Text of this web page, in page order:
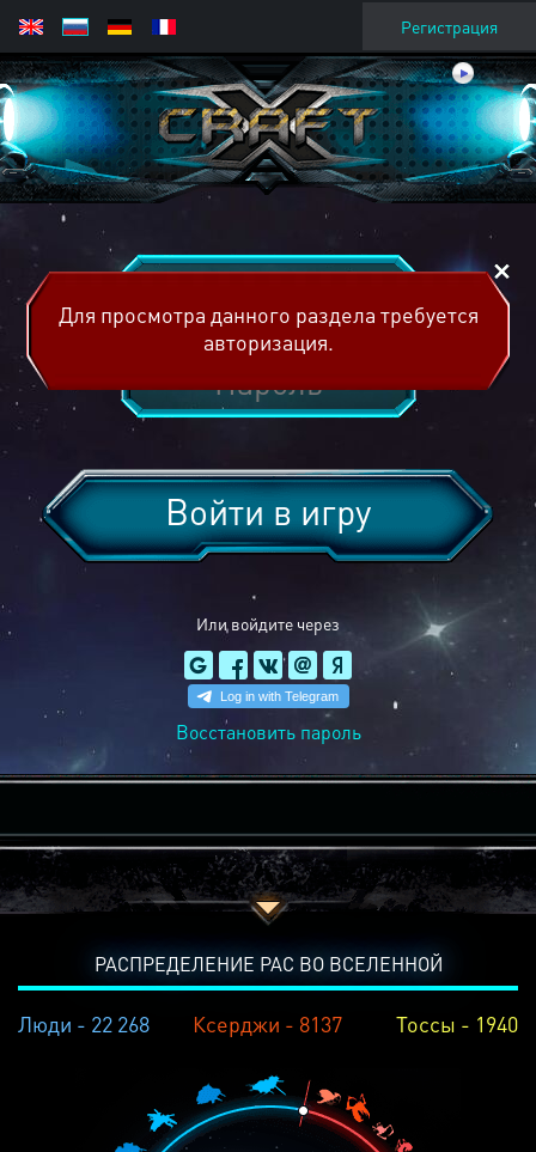
Регистрация
Или войдите через
Войти в игру
Восстановить пароль
Для просмотра данного раздела требуется
авторизация.
РАСПРЕДЕЛЕНИЕ РАС ВО ВСЕЛЕННОЙ
Люди - 22 268 Ксерджи - 8137 Тоссы - 1940